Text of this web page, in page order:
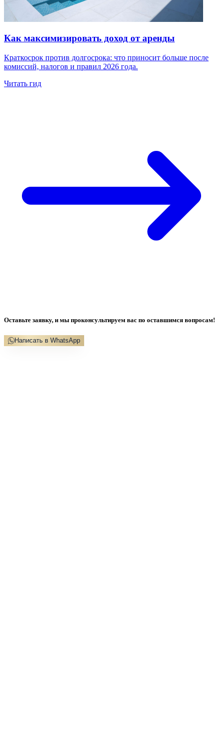
Как максимизировать доход от аренды
Краткосрок против долгосрока: что приносит больше после
комиссий, налогов и правил 2026 года.
Читать гид
Оставьте заявку, и мы проконсультируем вас по оставшимся вопросам!
Написать в WhatsApp